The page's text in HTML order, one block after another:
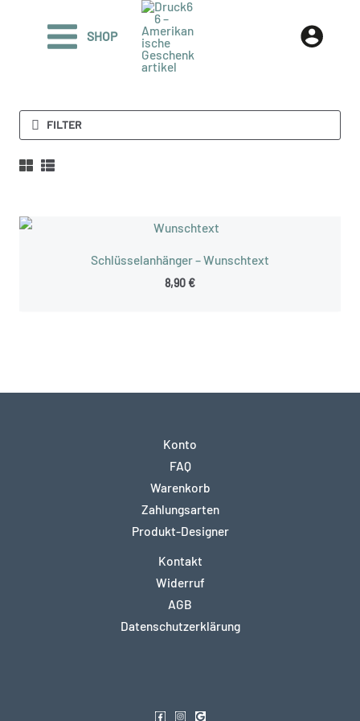
SHOP
FILTER
Schlüsselanhänger – Wunschtext
8,90 €
Konto
FAQ
Warenkorb
Zahlungsarten
Produkt-Designer
Kontakt
Widerruf
AGB
Datenschutzerklärung